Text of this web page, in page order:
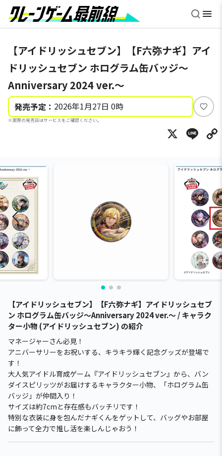
【アイドリッシュセブン】【F六弥ナギ】アイ
ドリッシュセブン ホログラム缶バッジ～
Anniversary 2024 ver.～
発売予定： 2026年1月27日 0時
※実際の発売日はサービスをご確認ください。
い
ね
X
【アイドリッシュセブン】【F六弥ナギ】アイドリッシュセブ
ン ホログラム缶バッジ～Anniversary 2024 ver.～ / キャラク
ター小物 (アイドリッシュセブン) の紹介
マネージャーさん必見！
アニバーサリーをお祝いする、キラキラ輝く記念グッズが登場で
す！
大人気アイドル育成ゲーム『アイドリッシュセブン』から、バン
ダイスピリッツがお届けするキャラクター小物、「ホログラム缶
バッジ」が仲間入り！
サイズは約7cmと存在感もバッチリです！
特別な衣装に身を包んだナギくんをゲットして、バッグやお部屋
に飾って全力で推し活を楽しんじゃおう！